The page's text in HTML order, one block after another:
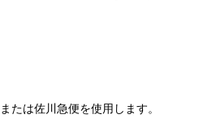
たは佐川急便を使用します。